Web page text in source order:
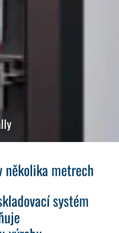
několika metrech
systém